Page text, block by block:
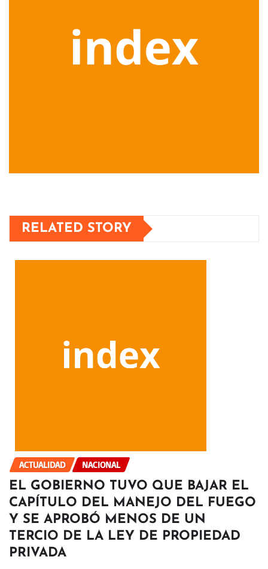
RELATED STORY
ACTUALIDAD NACIONAL
EL GOBIERNO TUVO QUE BAJAR EL
CAPÍTULO DEL MANEJO DEL FUEGO
Y SE APROBÓ MENOS DE UN
TERCIO DE LA LEY DE PROPIEDAD
PRIVADA